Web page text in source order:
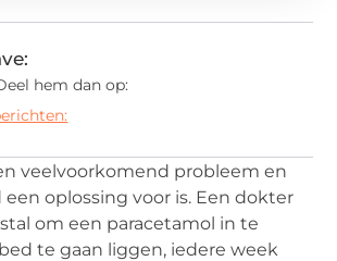
hem dan op:
veelvoorkomend probleem en
oplossing voor is. Een dokter
om een paracetamol in te
te gaan liggen, iedere week